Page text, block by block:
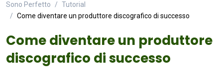
Sono Perfetto
Tutorial
Come diventare un produttore discografico di successo
Come diventare un produttore
discografico di successo